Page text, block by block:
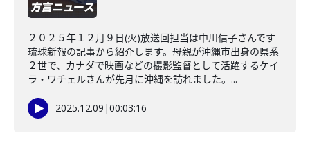
２０２５年１２月９日(火)放送回担当は中川信子さんです
琉球新報の記事から紹介します。母親が沖縄市出身の県系
２世で、カナダで映画などの撮影監督として活躍するケイ
ラ・ワチェルさんが先月に沖縄を訪れました。...
2025.12.09 |00:03:16